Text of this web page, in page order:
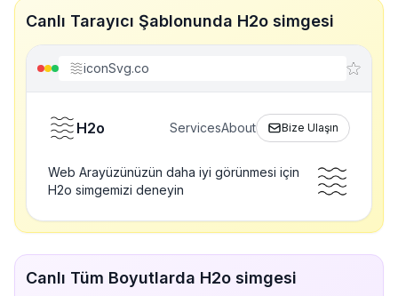
Canlı Tarayıcı Şablonunda H2o simgesi
iconSvg.co
H2o ServicesAbout Bize Ulaşın
Web Arayüzünüzün daha iyi görünmesi için
H2o simgemizi deneyin
Canlı Tüm Boyutlarda H2o simgesi